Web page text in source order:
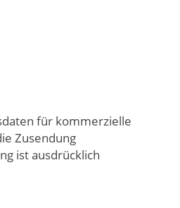
für kommerzielle
Zusendung
ist ausdrücklich